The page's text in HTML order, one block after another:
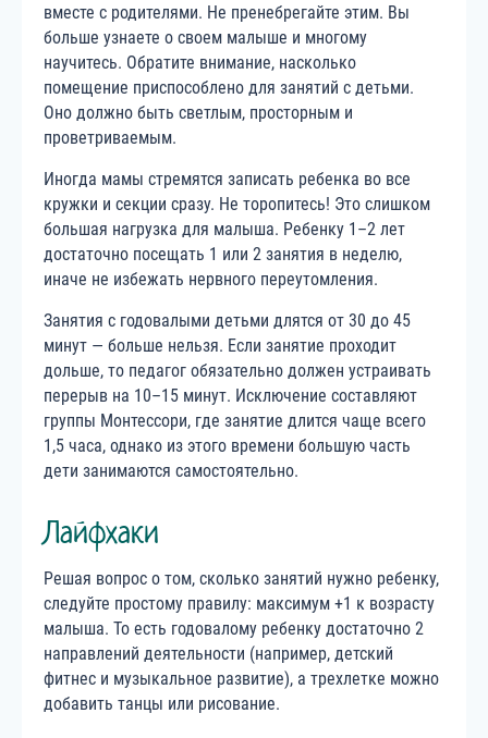
вместе с родителями. Не пренебрегайте этим. Вы
больше узнаете о своем малыше и многому
научитесь. Обратите внимание, насколько
помещение приспособлено для занятий с детьми.
Оно должно быть светлым, просторным и
проветриваемым.
Иногда мамы стремятся записать ребенка во все
кружки и секции сразу. Не торопитесь! Это слишком
большая нагрузка для малыша. Ребенку 1–2 лет
достаточно посещать 1 или 2 занятия в неделю,
иначе не избежать нервного переутомления.
Занятия с годовалыми детьми длятся от 30 до 45
минут — больше нельзя. Если занятие проходит
дольше, то педагог обязательно должен устраивать
перерыв на 10–15 минут. Исключение составляют
группы Монтессори, где занятие длится чаще всего
1,5 часа, однако из этого времени большую часть
дети занимаются самостоятельно.
Лайфхаки
Решая вопрос о том, сколько занятий нужно ребенку,
следуйте простому правилу: максимум +1 к возрасту
малыша. То есть годовалому ребенку достаточно 2
направлений деятельности (например, детский
фитнес и музыкальное развитие), а трехлетке можно
добавить танцы или рисование.